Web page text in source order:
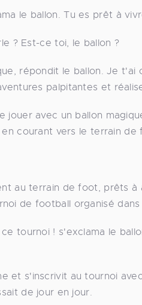
le ballon. Tu es prêt à
? Est-ce toi, le ballon ?
répondit le ballon. Je t'ai
palpitantes et
jouer avec un ballon
courant vers le terrain de
au terrain de foot, prêts
de football organisé dans
tournoi ! s'exclama le
et s'inscrivit au tournoi
de jour en jour.